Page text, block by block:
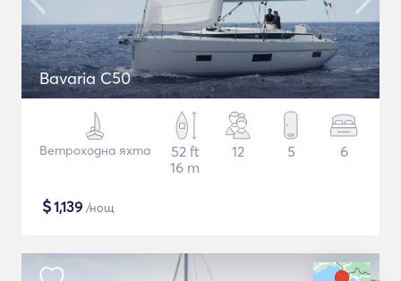
Bavaria C50
Ветроходна яхта
52 ft
16 m
12 5 6
$1,139 /нощ